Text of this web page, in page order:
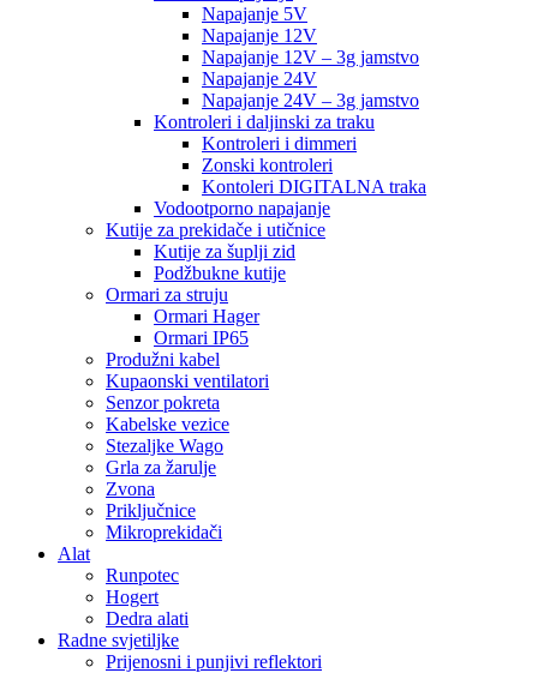
Napajanje 5V
Napajanje 12V
Napajanje 12V – 3g jamstvo
Napajanje 24V
Napajanje 24V – 3g jamstvo
Kontroleri i daljinski za traku
Kontroleri i dimmeri
Zonski kontroleri
Kontoleri DIGITALNA traka
Vodootporno napajanje
Kutije za prekidače i utičnice
Kutije za šuplji zid
Podžbukne kutije
Ormari za struju
Ormari Hager
Ormari IP65
Produžni kabel
Kupaonski ventilatori
Senzor pokreta
Kabelske vezice
Stezaljke Wago
Grla za žarulje
Zvona
Priključnice
Mikroprekidači
Alat
Runpotec
Hogert
Dedra alati
Radne svjetiljke
Prijenosni i punjivi reflektori